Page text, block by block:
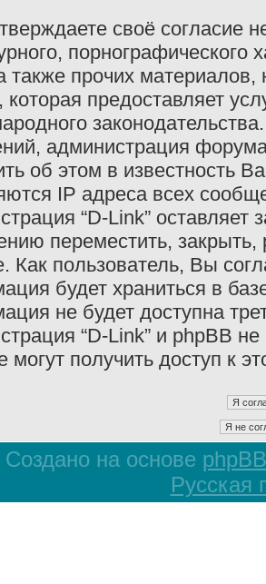
своё согласие
порнографического
также прочих
которая предоставляет
администрация
об этом в известность
IP адреса всех
“D-Link”
переместить,
Как пользователь, Вы
будет храниться в
не будет доступна
“D-Link” и phpBB
могут получить доступ к
Создано на основе phpBB
Русская